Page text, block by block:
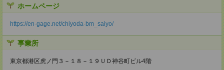
ホームページ
https://en-gage.net/chiyoda-bm_saiyo/
事業所
東京都港区虎ノ門３－１８－１９ＵＤ神谷町ビル4階